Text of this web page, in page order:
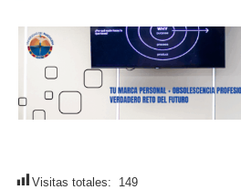
Visitas totales: 149